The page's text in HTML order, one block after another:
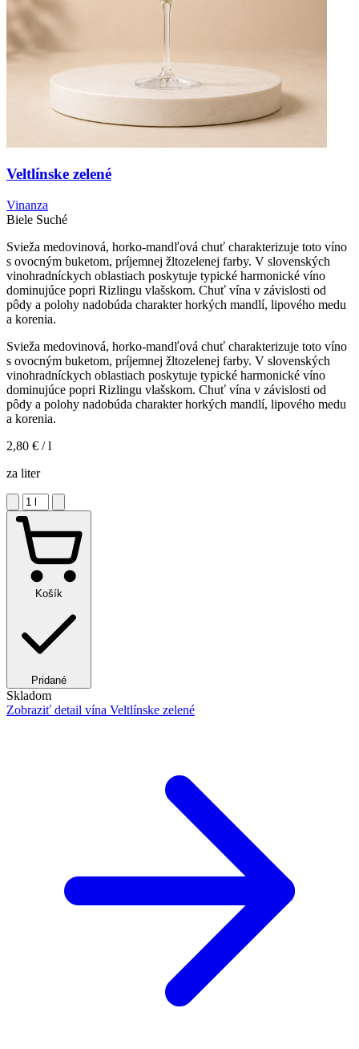
Veltlínske zelené
Vinanza
Biele Suché
Svieža medovinová, horko-mandľová chuť charakterizuje toto víno
s ovocným buketom, príjemnej žltozelenej farby. V slovenských
vinohradníckych oblastiach poskytuje typické harmonické víno
dominujúce popri Rizlingu vlašskom. Chuť vína v závislosti od
pôdy a polohy nadobúda charakter horkých mandlí, lipového medu
a korenia.
Svieža medovinová, horko-mandľová chuť charakterizuje toto víno
s ovocným buketom, príjemnej žltozelenej farby. V slovenských
vinohradníckych oblastiach poskytuje typické harmonické víno
dominujúce popri Rizlingu vlašskom. Chuť vína v závislosti od
pôdy a polohy nadobúda charakter horkých mandlí, lipového medu
a korenia.
2,80 € / l
za liter
Košík
Pridané
Skladom
Zobraziť detail vína Veltlínske zelené